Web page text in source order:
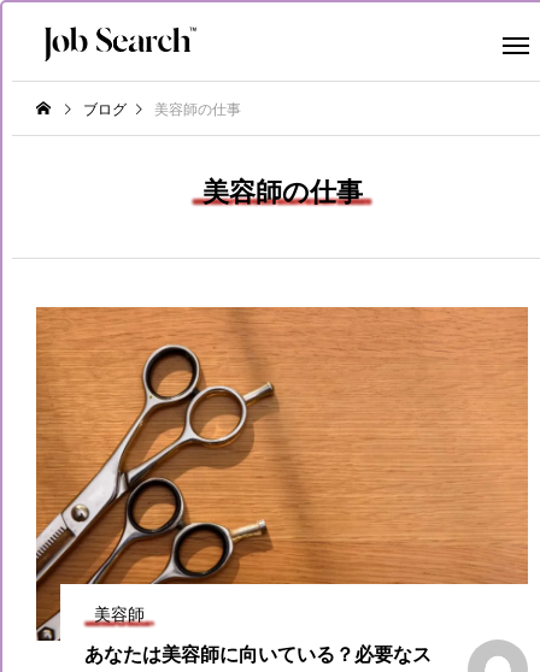
ブログ 美容師の仕事
美容師の仕事
美容師
あなたは美容師に向いている？必要なス